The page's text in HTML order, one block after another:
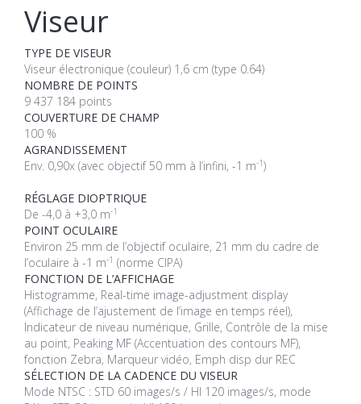
Viseur
TYPE DE VISEUR
Viseur électronique (couleur) 1,6 cm (type 0.64)
NOMBRE DE POINTS
9 437 184 points
COUVERTURE DE CHAMP
100 %
AGRANDISSEMENT
Env. 0,90x (avec objectif 50 mm à l’infini, -1 m-1)
RÉGLAGE DIOPTRIQUE
De -4,0 à +3,0 m-1
POINT OCULAIRE
Environ 25 mm de l’objectif oculaire, 21 mm du cadre de
l’oculaire à -1 m-1 (norme CIPA)
FONCTION DE L’AFFICHAGE
Histogramme, Real-time image-adjustment display
(Affichage de l’ajustement de l’image en temps réel),
Indicateur de niveau numérique, Grille, Contrôle de la mise
au point, Peaking MF (Accentuation des contours MF),
fonction Zebra, Marqueur vidéo, Emph disp dur REC
SÉLECTION DE LA CADENCE DU VISEUR
Mode NTSC : STD 60 images/s / HI 120 images/s, mode